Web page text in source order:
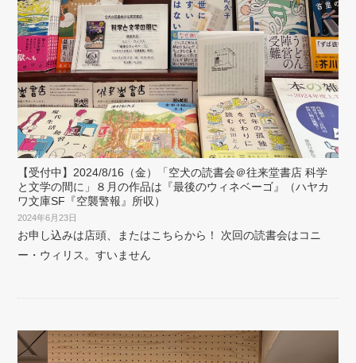
【受付中】2024/8/16（金）「空犬の読書会＠往来堂書店 科学
と文学の間に」８月の作品は『最後のウィネベーゴ』（ハヤカ
ワ文庫SF『空襲警報』所収）
2024年6月23日
お申し込みは店頭、またはこちらから！ 次回の読書会はコニ
ー・ウィリス。すいません